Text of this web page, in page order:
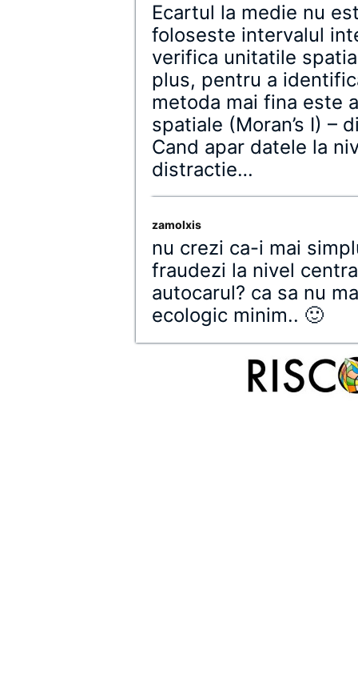
Ecartul la medie nu
foloseste intervalul
verifica unitatile
plus, pentru a
metoda mai fina este
spatiale (Moran’s I) –
Cand apar datele la
distractie…
zamolxis
nu crezi ca-i mai
fraudezi la nivel
autocarul? ca sa nu
ecologic minim.. 🙂